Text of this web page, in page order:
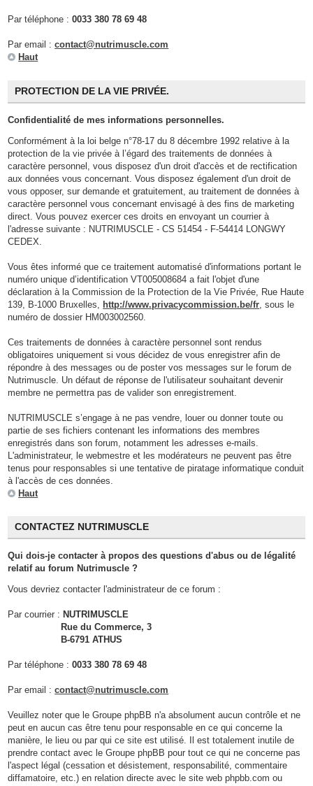
Par téléphone :0033 380 78 69 48
Par email :contact@nutrimuscle.com
Haut
PROTECTION DE LA VIE PRIVÉE.
Confidentialité de mes informations personnelles.
Conformément à la loi belge n°78-17 du 8 décembre 1992 relative à la
protection de la vie privée à l’égard des traitements de données à
caractère personnel, vous disposez d'un droit d'accès et de rectification
aux données vous concernant. Vous disposez également d'un droit de
vous opposer, sur demande et gratuitement, au traitement de données à
caractère personnel vous concernant envisagé à des fins de marketing
direct. Vous pouvez exercer ces droits en envoyant un courrier à
l'adresse suivante : NUTRIMUSCLE - CS 51454 - F-54414 LONGWY
CEDEX.
Vous êtes informé que ce traitement automatisé d'informations portant le
numéro unique d’identification VT005008684 a fait l'objet d'une
déclaration à la Commission de la Protection de la Vie Privée, Rue Haute
139, B-1000 Bruxelles, http://www.privacycommission.be/fr , sous le
numéro de dossier HM003002560.
Ces traitements de données à caractère personnel sont rendus
obligatoires uniquement si vous décidez de vous enregistrer afin de
répondre à des messages ou de poster vos messages sur le forum de
Nutrimuscle. Un défaut de réponse de l'utilisateur souhaitant devenir
membre ne permettra pas de valider son enregistrement.
NUTRIMUSCLE s’engage à ne pas vendre, louer ou donner toute ou
partie de ses fichiers contenant les informations des membres
enregistrés dans son forum, notamment les adresses e-mails.
L'administrateur, le webmestre et les modérateurs ne peuvent pas être
tenus pour responsables si une tentative de piratage informatique conduit
à l'accès de ces données.
Haut
CONTACTEZ NUTRIMUSCLE
Qui dois-je contacter à propos des questions d'abus ou de légalité
relatif au forum Nutrimuscle ?
Vous devriez contacter l'administrateur de ce forum :
Par courrier : NUTRIMUSCLE
Rue du Commerce, 3
B-6791 ATHUS
Par téléphone :0033 380 78 69 48
Par email :contact@nutrimuscle.com
Veuillez noter que le Groupe phpBB n'a absolument aucun contrôle et ne
peut en aucun cas être tenu pour responsable en ce qui concerne la
manière, le lieu ou par qui ce site est utilisé. Il est totalement inutile de
prendre contact avec le Groupe phpBB pour tout ce qui ne concerne pas
l'aspect légal (cessation et désistement, responsabilité, commentaire
diffamatoire, etc.) en relation directe avec le site web phpbb.com ou